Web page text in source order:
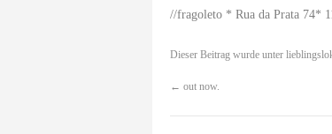
//fragoleto * Rua da Prata 74*
Dieser Beitrag wurde unter
← out now.